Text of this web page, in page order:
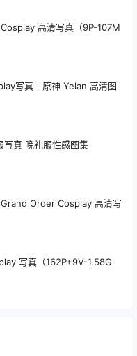
高清写真（9P-107M
写真｜原神 Yelan 高清图
真 晚礼服性感图集
Order Cosplay 高清写
写真（162P+9V-1.58G